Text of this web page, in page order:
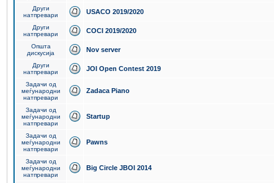
Други
натпревари
USACO 2019/2020
Други
натпревари
COCI 2019/2020
Општа
дискусија
Nov server
Други
натпревари
JOI Open Contest 2019
Задачи од
меѓународни
натпревари
Zadaca Piano
Задачи од
меѓународни
натпревари
Startup
Задачи од
меѓународни
натпревари
Pawns
Задачи од
меѓународни
натпревари
Big Circle JBOI 2014